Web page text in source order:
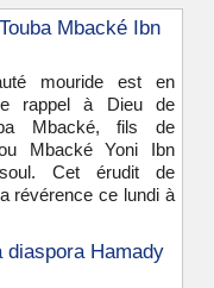
Mbacké Ibn
mouride est en
rappel à Dieu de
Mbacké, fils de
Mbacké Yoni Ibn
Cet érudit de
révérence ce lundi à
diaspora Hamady